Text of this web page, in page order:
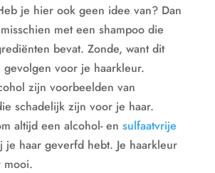
je hier ook geen idee van? Dan
met een shampoo die
bevat. Zonde, want dit
gevolgen voor je haarkleur.
zijn voorbeelden van
schadelijk zijn voor je haar.
altijd een alcohol- en sulfaatvrije
haar geverfd hebt. Je haarkleur
mooi.